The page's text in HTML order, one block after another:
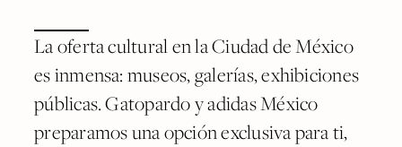
La oferta cultural en la Ciudad de México
es inmensa: museos, galerías, exhibiciones
públicas. Gatopardo y adidas México
preparamos una opción exclusiva para ti,